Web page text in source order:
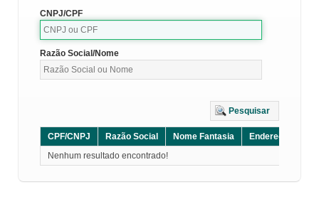
CNPJ/CPF
Razão Social/Nome
Pesquisar
CPF/CNPJ Razão Social Nome Fantasia Endereço
Nenhum resultado encontrado!